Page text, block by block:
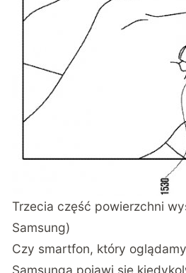
Trzecia część powierzchni
Samsung)
Czy smartfon, który
Samsunga pojawi się